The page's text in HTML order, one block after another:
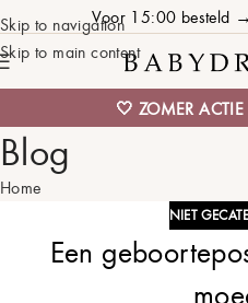
Skip to navigation
Skip to main content
Voor 15:00 besteld
🤍 ZOMER
Blog
Home
NIET
Een